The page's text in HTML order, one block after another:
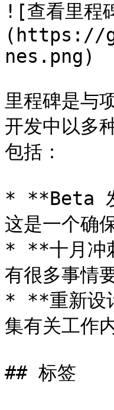
![查看里程
(https://
nes.png)
里程碑是与
开发中以多
包括：
* **Beta 发
这是一个确
* **十月冲
有很多事情
* **重新设
集有关工作
## 标签